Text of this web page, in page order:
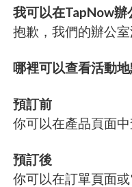
我可以在TapNow辦
抱歉，我們的辦公室
哪裡可以查看活動地
預訂前
你可以在產品頁面中
預訂後
你可以在訂單頁面